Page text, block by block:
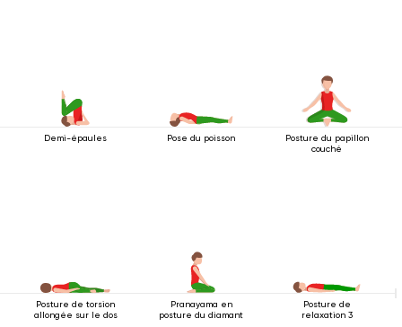
Demi-épaules Pose du poisson
Posture du papillon
couché
Posture de torsion
allongée sur le dos
Pranayama en
posture du diamant
Posture de
relaxation 3